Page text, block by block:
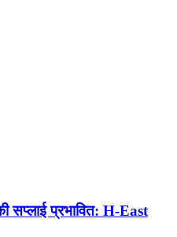
सप्लाई प्रभावित: H-East